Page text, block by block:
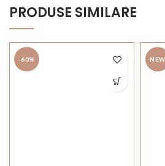
PRODUSE SIMILARE
-60% NEW